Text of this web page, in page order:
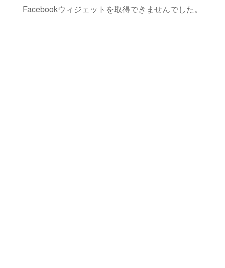
Facebookウィジェットを取得できませんでした。